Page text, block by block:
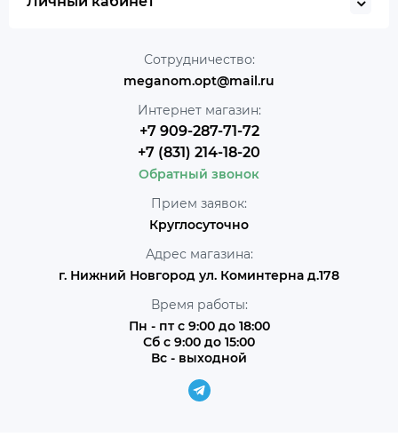
Сотрудничество:
meganom.opt@mail.ru
Интернет магазин:
+7 909-287-71-72
+7 (831) 214-18-20
Обратный звонок
Прием заявок:
Круглосуточно
Адрес магазина:
г. Нижний Новгород ул. Коминтерна д.178
Время работы:
Пн - пт с 9:00 до 18:00
Сб с 9:00 до 15:00
Вс - выходной